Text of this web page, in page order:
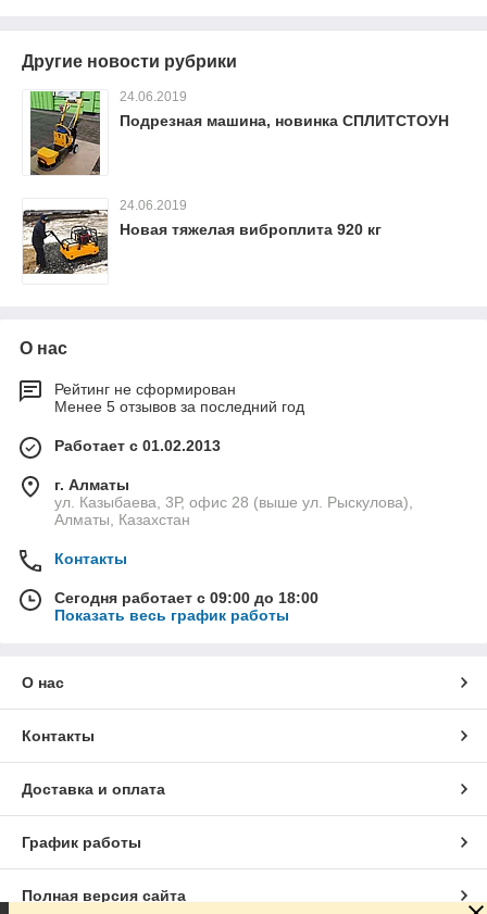
Другие новости рубрики
24.06.2019
Подрезная машина, новинка СПЛИТСТОУН
24.06.2019
Новая тяжелая виброплита 920 кг
О нас
Рейтинг не сформирован
Менее 5 отзывов за последний год
Работает с 01.02.2013
г. Алматы
ул. Казыбаева, 3Р, офис 28 (выше ул. Рыскулова),
Алматы, Казахстан
Контакты
Сегодня работает с 09:00 до 18:00
Показать весь график работы
О нас
Контакты
Доставка и оплата
График работы
Полная версия сайта